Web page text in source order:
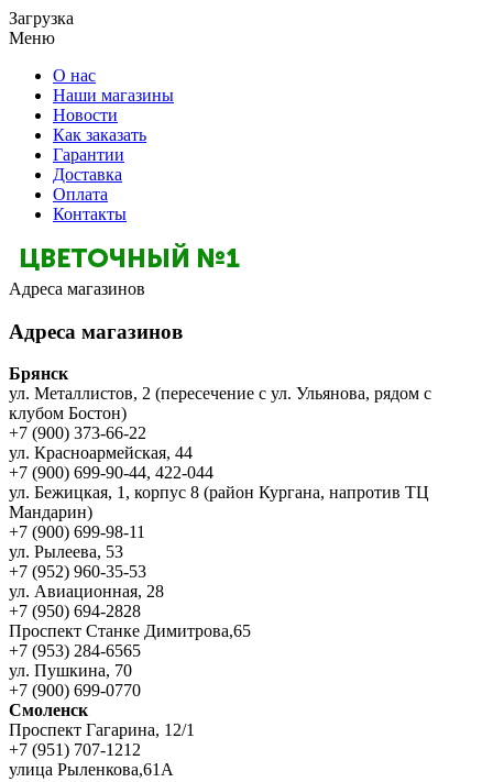
Загрузка
Меню
О нас
Наши магазины
Новости
Как заказать
Гарантии
Доставка
Оплата
Контакты
Адреса магазинов
Адреса магазинов
Брянск
ул. Металлистов, 2 (пересечение с ул. Ульянова, рядом с
клубом Бостон)
+7 (900) 373-66-22
ул. Красноармейская, 44
+7 (900) 699-90-44, 422-044
ул. Бежицкая, 1, корпус 8 (район Кургана, напротив ТЦ
Мандарин)
+7 (900) 699-98-11
ул. Рылеева, 53
+7 (952) 960-35-53
ул. Авиационная, 28
+7 (950) 694-2828
Проспект Станке Димитрова,65
+7 (953) 284-6565
ул. Пушкина, 70
+7 (900) 699-0770
Смоленск
Проспект Гагарина, 12/1
+7 (951) 707-1212
улица Рыленкова,61А